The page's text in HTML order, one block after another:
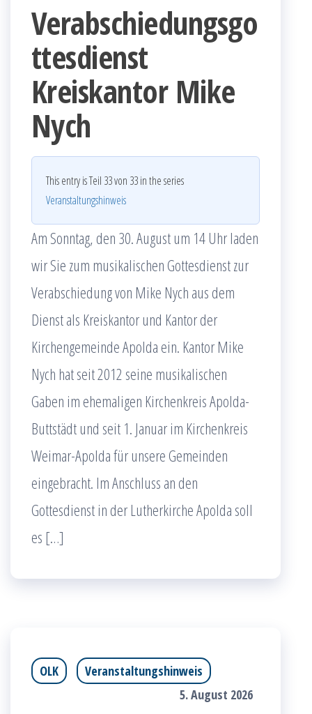
Verabschiedungsgo
ttesdienst
Kreiskantor Mike
Nych
This entry is Teil 33 von 33 in the series
Veranstaltungshinweis
Am Sonntag, den 30. August um 14 Uhr laden
wir Sie zum musikalischen Gottesdienst zur
Verabschiedung von Mike Nych aus dem
Dienst als Kreiskantor und Kantor der
Kirchengemeinde Apolda ein. Kantor Mike
Nych hat seit 2012 seine musikalischen
Gaben im ehemaligen Kirchenkreis Apolda-
Buttstädt und seit 1. Januar im Kirchenkreis
Weimar-Apolda für unsere Gemeinden
eingebracht. Im Anschluss an den
Gottesdienst in der Lutherkirche Apolda soll
es […]
OLK
Veranstaltungshinweis
5. August 2026